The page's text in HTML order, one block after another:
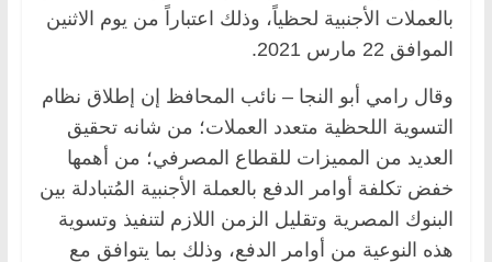
بالعملات الأجنبية لحظياً، وذلك اعتباراً من يوم الاثنين
الموافق 22 مارس 2021.
وقال رامي أبو النجا – نائب المحافظ إن إطلاق نظام
التسوية اللحظية متعدد العملات؛ من شانه تحقيق
العديد من المميزات للقطاع المصرفي؛ من أهمها
خفض تكلفة أوامر الدفع بالعملة الأجنبية المُتبادلة بين
البنوك المصرية وتقليل الزمن اللازم لتنفيذ وتسوية
هذه النوعية من أوامر الدفع، وذلك بما يتوافق مع